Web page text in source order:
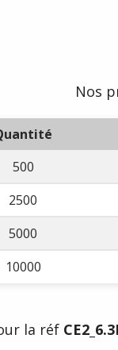
Nos
500
2500
5000
10000
la réf